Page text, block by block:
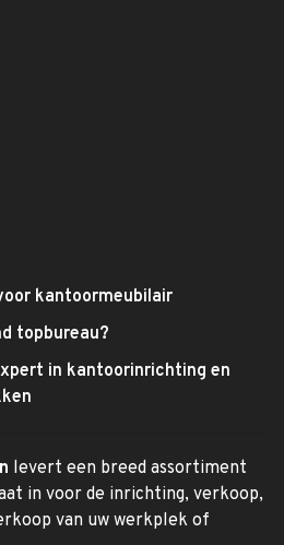
kantoormeubilair
topbureau?
in kantoorinrichting en
levert een breed assortiment
in voor de inrichting, verkoop,
van uw werkplek of